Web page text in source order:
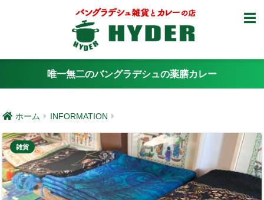
唯一無二のバングラデシュの薬膳カレー
ホーム INFORMATION
雑貨